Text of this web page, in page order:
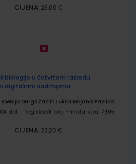
CIJENA: 23,00 €
biologije u četvrtom razredu
digitalnim sadržajima
Durgo Žaklin Lukša Mirjana Pavlica
d.d. Registarski broj ministarstva: 7605
CIJENA: 22,20 €